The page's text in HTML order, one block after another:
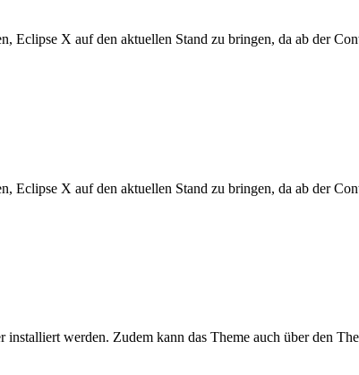
X auf den aktuellen Stand zu bringen, da ab der
X auf den aktuellen Stand zu bringen, da ab der
werden. Zudem kann das Theme auch über den